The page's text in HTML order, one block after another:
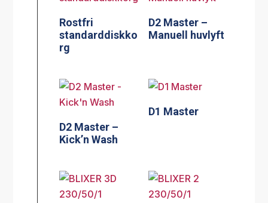
Rostfri
standarddiskko
rg
D2 Master –
Manuell huvlyft
D2 Master –
Kick’n Wash
D1 Master